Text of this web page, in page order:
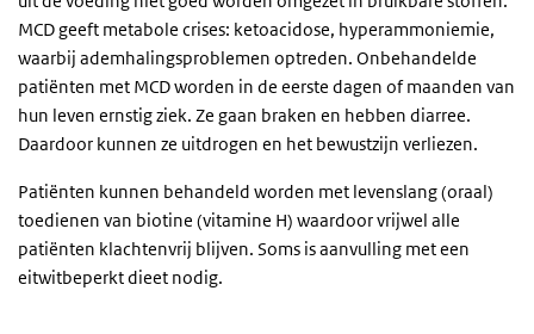
MCD geeft metabole crises: ketoacidose, hyperammoniemie,
waarbij ademhalingsproblemen optreden. Onbehandelde
patiënten met MCD worden in de eerste dagen of maanden van
hun leven ernstig ziek. Ze gaan braken en hebben diarree.
Daardoor kunnen ze uitdrogen en het bewustzijn verliezen.
Patiënten kunnen behandeld worden met levenslang (oraal)
toedienen van biotine (vitamine H) waardoor vrijwel alle
patiënten klachtenvrij blijven. Soms is aanvulling met een
eitwitbeperkt dieet nodig.